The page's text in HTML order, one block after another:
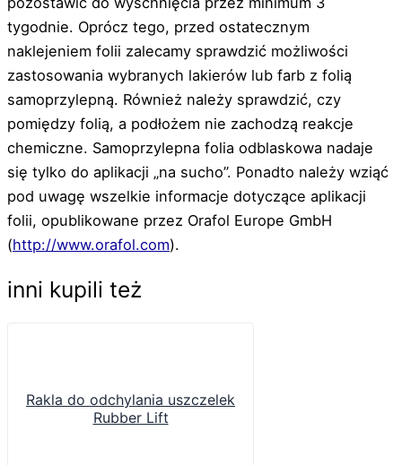
tygodnie. Oprócz tego, przed ostatecznym
naklejeniem folii zalecamy sprawdzić możliwości
zastosowania wybranych lakierów lub farb z folią
samoprzylepną. Również należy sprawdzić, czy
pomiędzy folią, a podłożem nie zachodzą reakcje
chemiczne. Samoprzylepna folia odblaskowa nadaje
się tylko do aplikacji „na sucho”. Ponadto należy wziąć
pod uwagę wszelkie informacje dotyczące aplikacji
folii, opublikowane przez Orafol Europe GmbH
(http://www.orafol.com).
inni kupili też
Rakla do odchylania uszczelek
Rubber Lift